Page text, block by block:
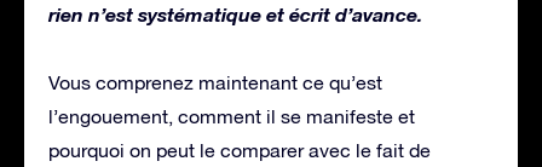
rien n’est systématique et écrit d’avance.
Vous comprenez maintenant ce qu’est
l’engouement, comment il se manifeste et
pourquoi on peut le comparer avec le fait de